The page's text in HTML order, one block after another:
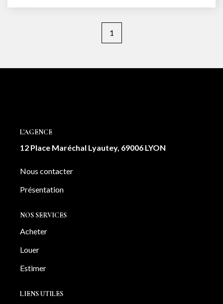
charges. Dépôt de garantie: 550€. Disponible a partir du 27
1
L'AGENCE
12 Place Maréchal Lyautey, 69006 LYON
Nous contacter
Présentation
NOS SERVICES
Acheter
Louer
Estimer
LIENS UTILES